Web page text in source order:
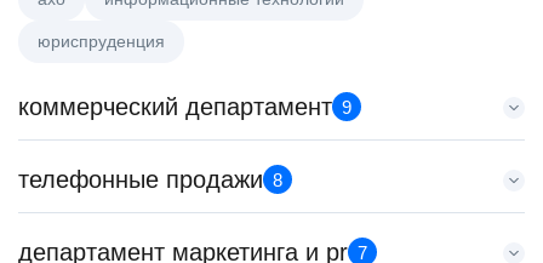
юриспруденция
коммерческий департамент 9
Key Account Manager (EdTech)
HeadHunter::Коммерческий департамент
150000 ₽
телефонные продажи 8
Менеджер по продажам в сегменте среднего и крупного
департамент маркетинга и pr 7